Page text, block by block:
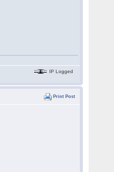
IP Logged
Print Post